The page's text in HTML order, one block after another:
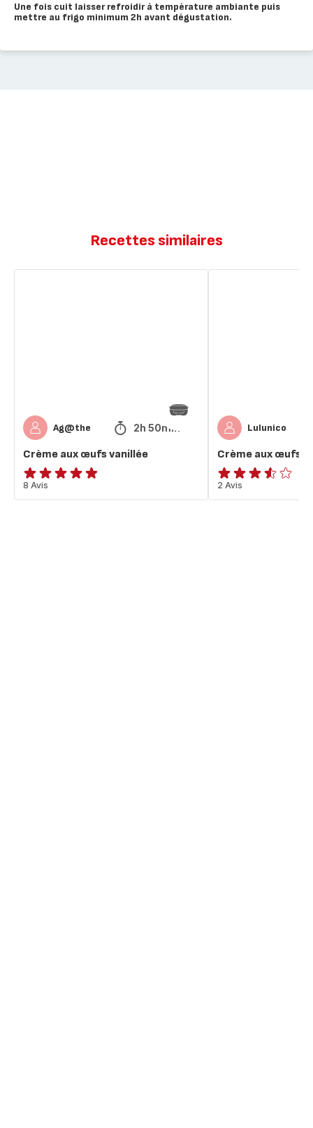
Une fois cuit laisser refroidir à température ambiante puis
mettre au frigo minimum 2h avant dégustation.
Recettes similaires
Ag@the 2h 50min
Crème aux œufs vanillée
ratings.4.8
8 Avis
Lulunico
Crème aux œufs
ratings.3.5
2 Avis